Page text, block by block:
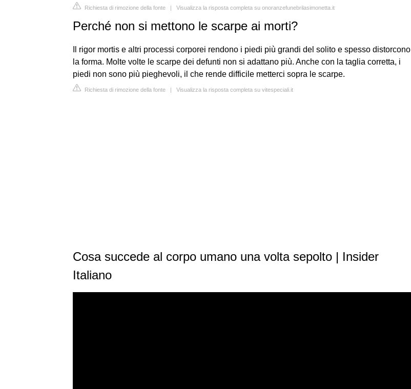
Richiesta di rimozione della fonte | Visualizza la risposta completa su onoranzefunebrilasimonetta.it
Perché non si mettono le scarpe ai morti?
Il rigor mortis e altri processi corporei rendono i piedi più grandi del solito e spesso distorcono
la forma. Molte volte le scarpe dei defunti non si adattano più. Anche con la taglia corretta, i
piedi non sono più pieghevoli, il che rende difficile metterci sopra le scarpe.
Richiesta di rimozione della fonte | Visualizza la risposta completa su vitespeciali.it
Cosa succede al corpo umano una volta sepolto | Insider
Italiano